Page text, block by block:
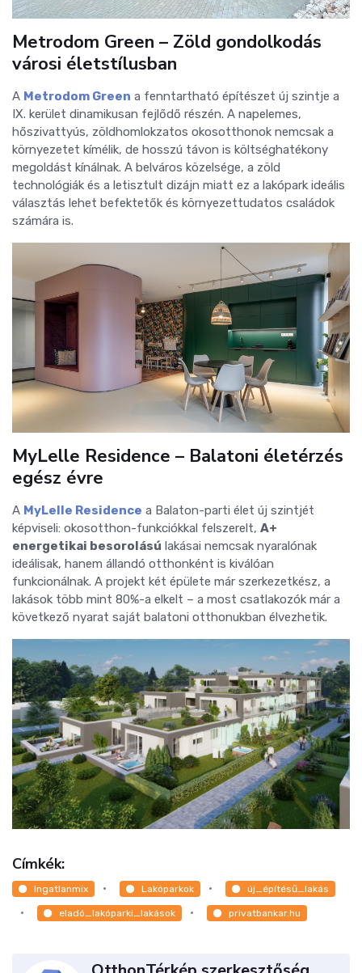
Metrodom Green – Zöld gondolkodás
városi életstílusban
A Metrodom Green a fenntartható építészet új szintje a
IX. kerület dinamikusan fejlődő részén. A napelemes,
hőszivattyús, zöldhomlokzatos okosotthonok nemcsak a
környezetet kímélik, de hosszú távon is költséghatékony
megoldást kínálnak. A belváros közelsége, a zöld
technológiák és a letisztult dizájn miatt ez a lakópark ideális
választás lehet befektetők és környezettudatos családok
számára is.
MyLelle Residence – Balatoni életérzés
egész évre
A MyLelle Residence a Balaton-parti élet új szintjét
képviseli: okosotthon-funkciókkal felszerelt, A+
energetikai besorolású lakásai nemcsak nyaralónak
ideálisak, hanem állandó otthonként is kiválóan
funkcionálnak. A projekt két épülete már szerkezetkész, a
lakások több mint 80%-a elkelt – a most csatlakozók már a
következő nyarat saját balatoni otthonukban élvezhetik.
Címkék:
Ingatlanmix Lakóparkok új_építésű_lakás
eladó_lakóparki_lakások privatbankar.hu